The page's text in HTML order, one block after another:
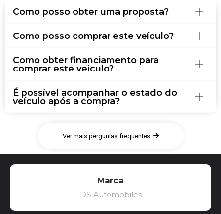
Como posso obter uma proposta?
Como posso comprar este veículo?
Como obter financiamento para
comprar este veículo?
É possível acompanhar o estado do
veículo após a compra?
Ver mais perguntas frequentes
Marca
DS Automobiles